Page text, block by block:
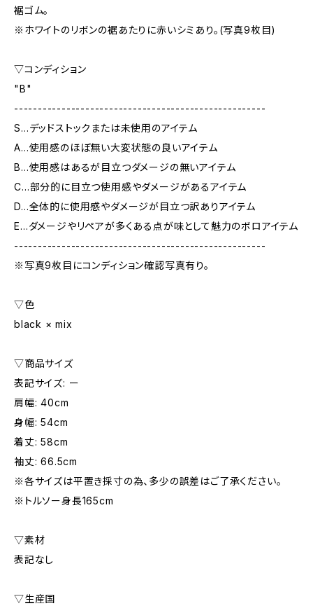
裾ゴム。
※ホワイトのリボンの裾あたりに赤いシミあり。(写真9枚目)
▽コンディション
"B"
-----------------------------------------------------
S…デッドストックまたは未使用のアイテム
A…使用感のほぼ無い大変状態の良いアイテム
B…使用感はあるが目立つダメージの無いアイテム
C…部分的に目立つ使用感やダメージがあるアイテム
D…全体的に使用感やダメージが目立つ訳ありアイテム
E…ダメージやリペアが多くある点が味として魅力のボロアイテム
-----------------------------------------------------
※写真9枚目にコンディション確認写真有り。
▽色
black × mix
▽商品サイズ
表記サイズ: ー
肩幅: 40cm
身幅: 54cm
着丈: 58cm
袖丈: 66.5cm
※各サイズは平置き採寸の為、多少の誤差はご了承ください。
※トルソー身長165cm
▽素材
表記なし
▽生産国